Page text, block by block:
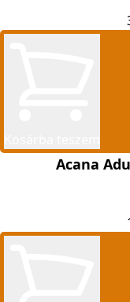
Acana